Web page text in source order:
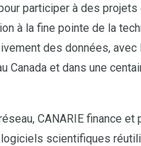
participer à des projets
à la fine pointe de la
des données, avec
Canada et dans une
CANARIE finance et
scientifiques